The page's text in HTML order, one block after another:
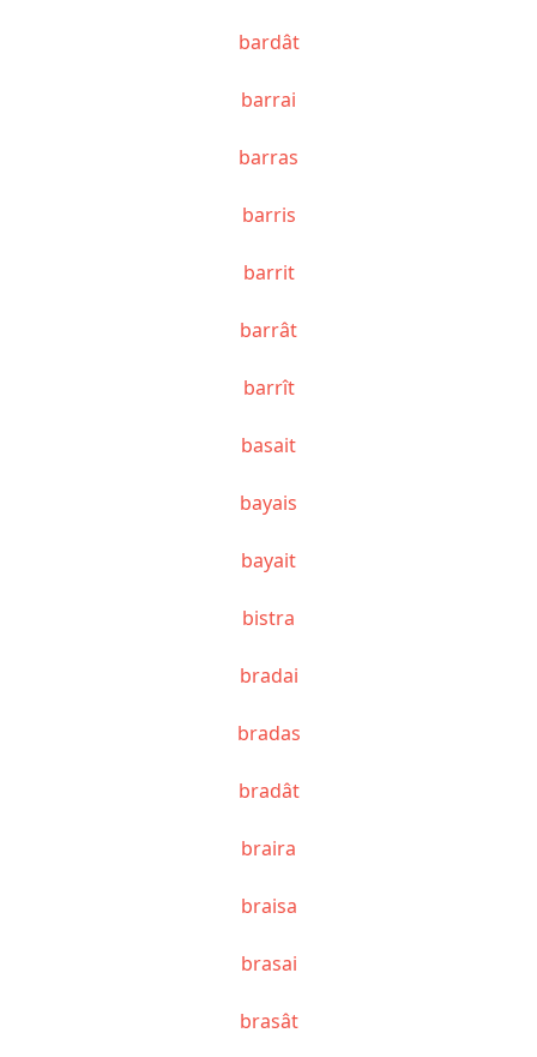
bardât
barrai
barras
barris
barrit
barrât
barrît
basait
bayais
bayait
bistra
bradai
bradas
bradât
braira
braisa
brasai
brasât